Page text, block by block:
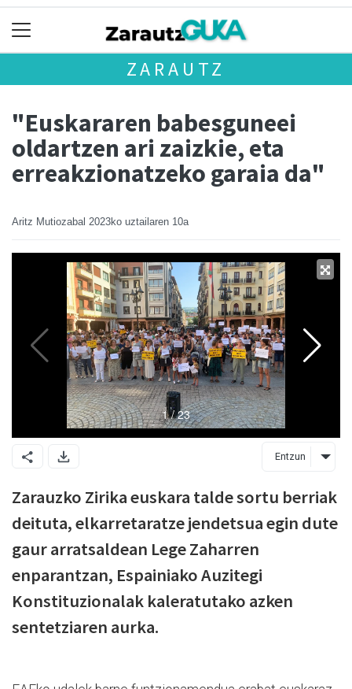
ZARAUTZ
"Euskararen babesguneei
oldartzen ari zaizkie, eta
erreakzionatzeko garaia da"
Aritz Mutiozabal 2023ko uztailaren 10a
Entzun
Zarauzko Zirika euskara talde sortu berriak
deituta, elkarretaratze jendetsua egin dute
gaur arratsaldean Lege Zaharren
enparantzan, Espainiako Auzitegi
Konstituzionalak kaleratutako azken
sentetziaren aurka.